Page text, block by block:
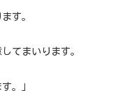
す。
てまいります。
。」